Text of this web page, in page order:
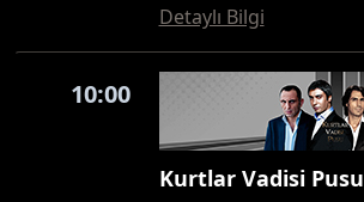
Detaylı Bilgi
10:00
Kurtlar Vadisi Pusu